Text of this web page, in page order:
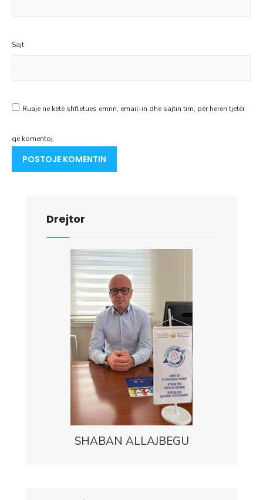
Sajt
Ruaje në këtë shfletues emrin, email-in dhe sajtin tim, për herën tjetër
që komentoj.
Drejtor
SHABAN ALLAJBEGU